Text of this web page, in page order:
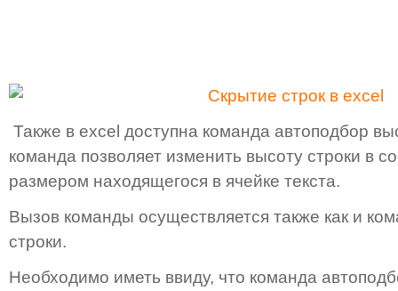
Также в excel доступна команда автоподбор
команда позволяет изменить высоту строки в
размером находящегося в ячейке текста.
Вызов команды осуществляется также как и
строки.
Необходимо иметь ввиду, что команда